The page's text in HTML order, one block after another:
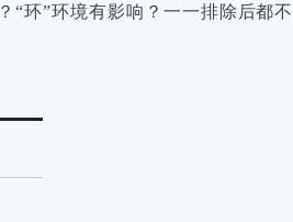
“环”环境有影响？一一排除后都不